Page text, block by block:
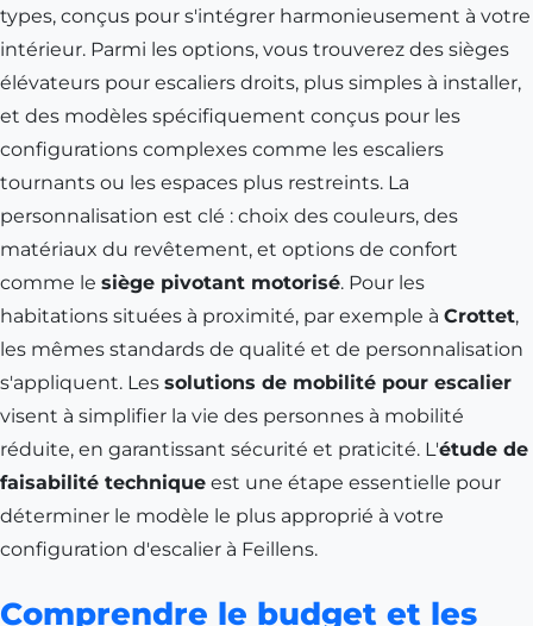
types, conçus pour s'intégrer harmonieusement à votre
intérieur. Parmi les options, vous trouverez des sièges
élévateurs pour escaliers droits, plus simples à installer,
et des modèles spécifiquement conçus pour les
configurations complexes comme les escaliers
tournants ou les espaces plus restreints. La
personnalisation est clé : choix des couleurs, des
matériaux du revêtement, et options de confort
comme le siège pivotant motorisé. Pour les
habitations situées à proximité, par exemple à Crottet,
les mêmes standards de qualité et de personnalisation
s'appliquent. Les solutions de mobilité pour escalier
visent à simplifier la vie des personnes à mobilité
réduite, en garantissant sécurité et praticité. L'étude de
faisabilité technique est une étape essentielle pour
déterminer le modèle le plus approprié à votre
configuration d'escalier à Feillens.
Comprendre le budget et les